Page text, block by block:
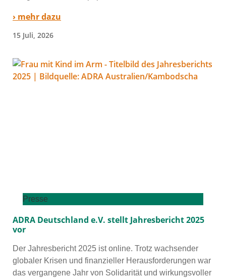
› mehr dazu
15 Juli, 2026
Presse
ADRA Deutschland e.V. stellt Jahresbericht 2025
vor
Der Jahresbericht 2025 ist online. Trotz wach­sen­der
glo­ba­ler Krisen und finan­zi­el­ler Herausforderungen war
das ver­gan­ge­ne Jahr von Solidarität und wir­kungs­vol­ler